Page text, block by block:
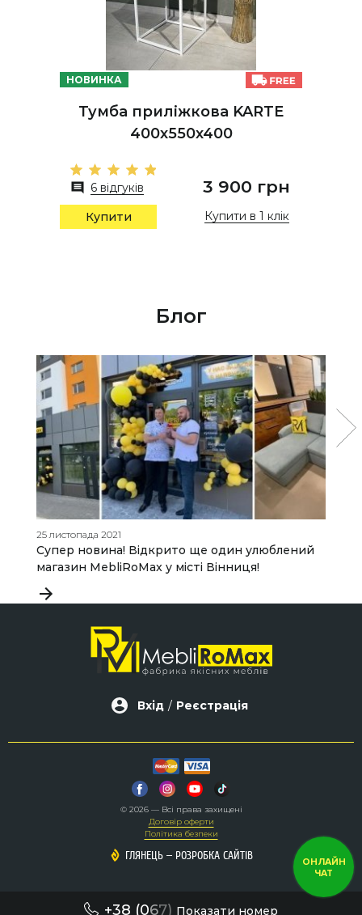
+38 (067) Показати номер
НОВИНКА
Тумба приліжкова KARTE
400х550х400
6 відгуків 3 900 грн
Купити Купити в 1 клік
Блог
25 листопада 2021
Супер новина! Відкрито ще один улюблений
магазин MebliRoMax у місті Вінниця!
Вхід / Реєстрація
© 2026 — Всі права захищені
Договір оферти
Політика безпеки
ГЛЯНЕЦЬ – РОЗРОБКА САЙТІВ
ГЛЯНЕЦЬ – РОЗРОБКА САЙТІВ
ОНЛАЙН
ЧАТ